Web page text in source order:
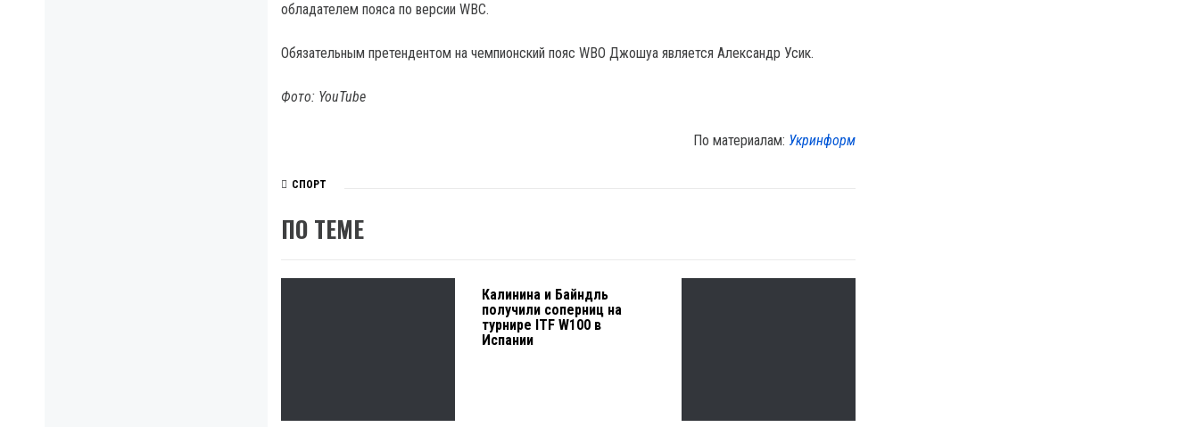
обладателем пояса по версии WBC.
Обязательным претендентом на чемпионский пояс WBO Джошуа является Александр Усик.
Фото: YouTube
По материалам: Укринформ
СПОРТ
ПО ТЕМЕ
Калинина и Байндль
получили соперниц на
турнире ITF W100 в
Испании